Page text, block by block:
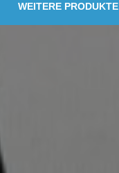
WEITERE PRODUKTE